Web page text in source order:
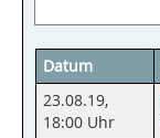
Datum
23.08.19,
18:00 Uhr